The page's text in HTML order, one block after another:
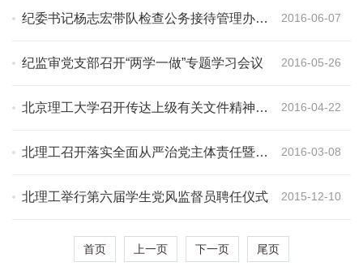
纪委书记杨志宏带队检查公务接待管理办法
2016-06-07
纪监审党支部召开“两学一做”专题学习会议 2016-05-26
北京理工大学召开传达上级有关文件精神会
2016-04-22
北理工召开落实全面从严治党主体责任暨党
2016-03-08
北理工举行第六届学生党风监督员聘任仪式 2015-12-10
首页 上一页 下一页 尾页